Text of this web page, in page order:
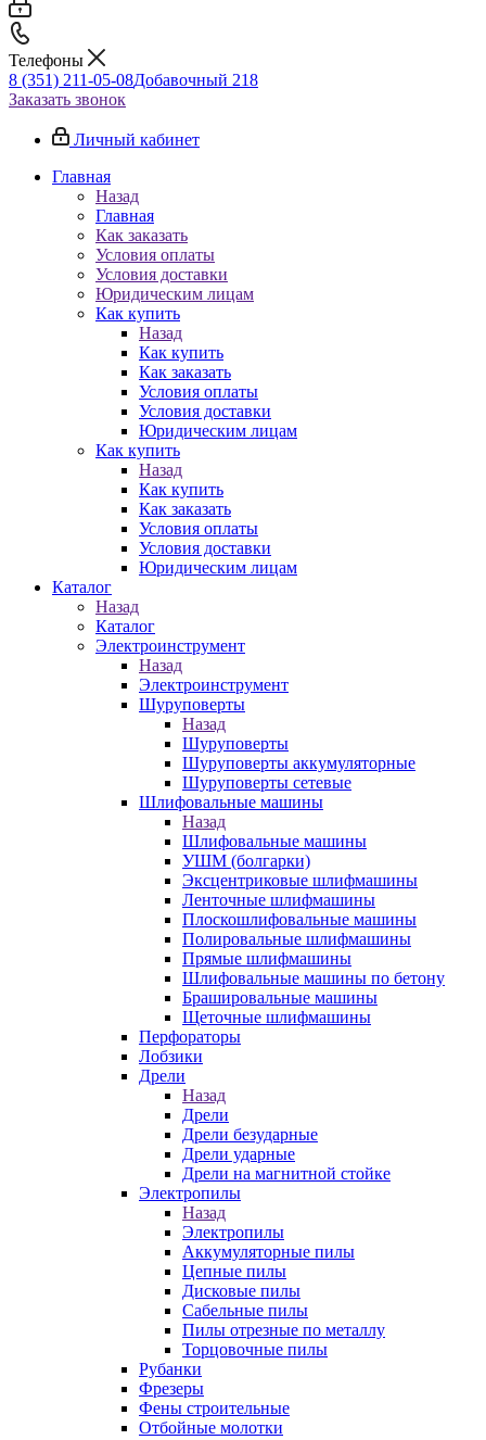
Телефоны
8 (351) 211-05-08Добавочный 218
Заказать звонок
Личный кабинет
Главная
Назад
Главная
Как заказать
Условия оплаты
Условия доставки
Юридическим лицам
Как купить
Назад
Как купить
Как заказать
Условия оплаты
Условия доставки
Юридическим лицам
Как купить
Назад
Как купить
Как заказать
Условия оплаты
Условия доставки
Юридическим лицам
Каталог
Назад
Каталог
Электроинструмент
Назад
Электроинструмент
Шуруповерты
Назад
Шуруповерты
Шуруповерты аккумуляторные
Шуруповерты сетевые
Шлифовальные машины
Назад
Шлифовальные машины
УШМ (болгарки)
Эксцентриковые шлифмашины
Ленточные шлифмашины
Плоскошлифовальные машины
Полировальные шлифмашины
Прямые шлифмашины
Шлифовальные машины по бетону
Брашировальные машины
Щеточные шлифмашины
Перфораторы
Лобзики
Дрели
Назад
Дрели
Дрели безударные
Дрели ударные
Дрели на магнитной стойке
Электропилы
Назад
Электропилы
Аккумуляторные пилы
Цепные пилы
Дисковые пилы
Сабельные пилы
Пилы отрезные по металлу
Торцовочные пилы
Рубанки
Фрезеры
Фены строительные
Отбойные молотки